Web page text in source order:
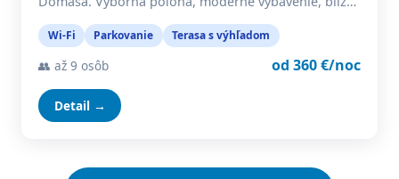
Wi-Fi Parkovanie Terasa s výhľadom
👥 až 9 osôb od 360 €/noc
Detail →